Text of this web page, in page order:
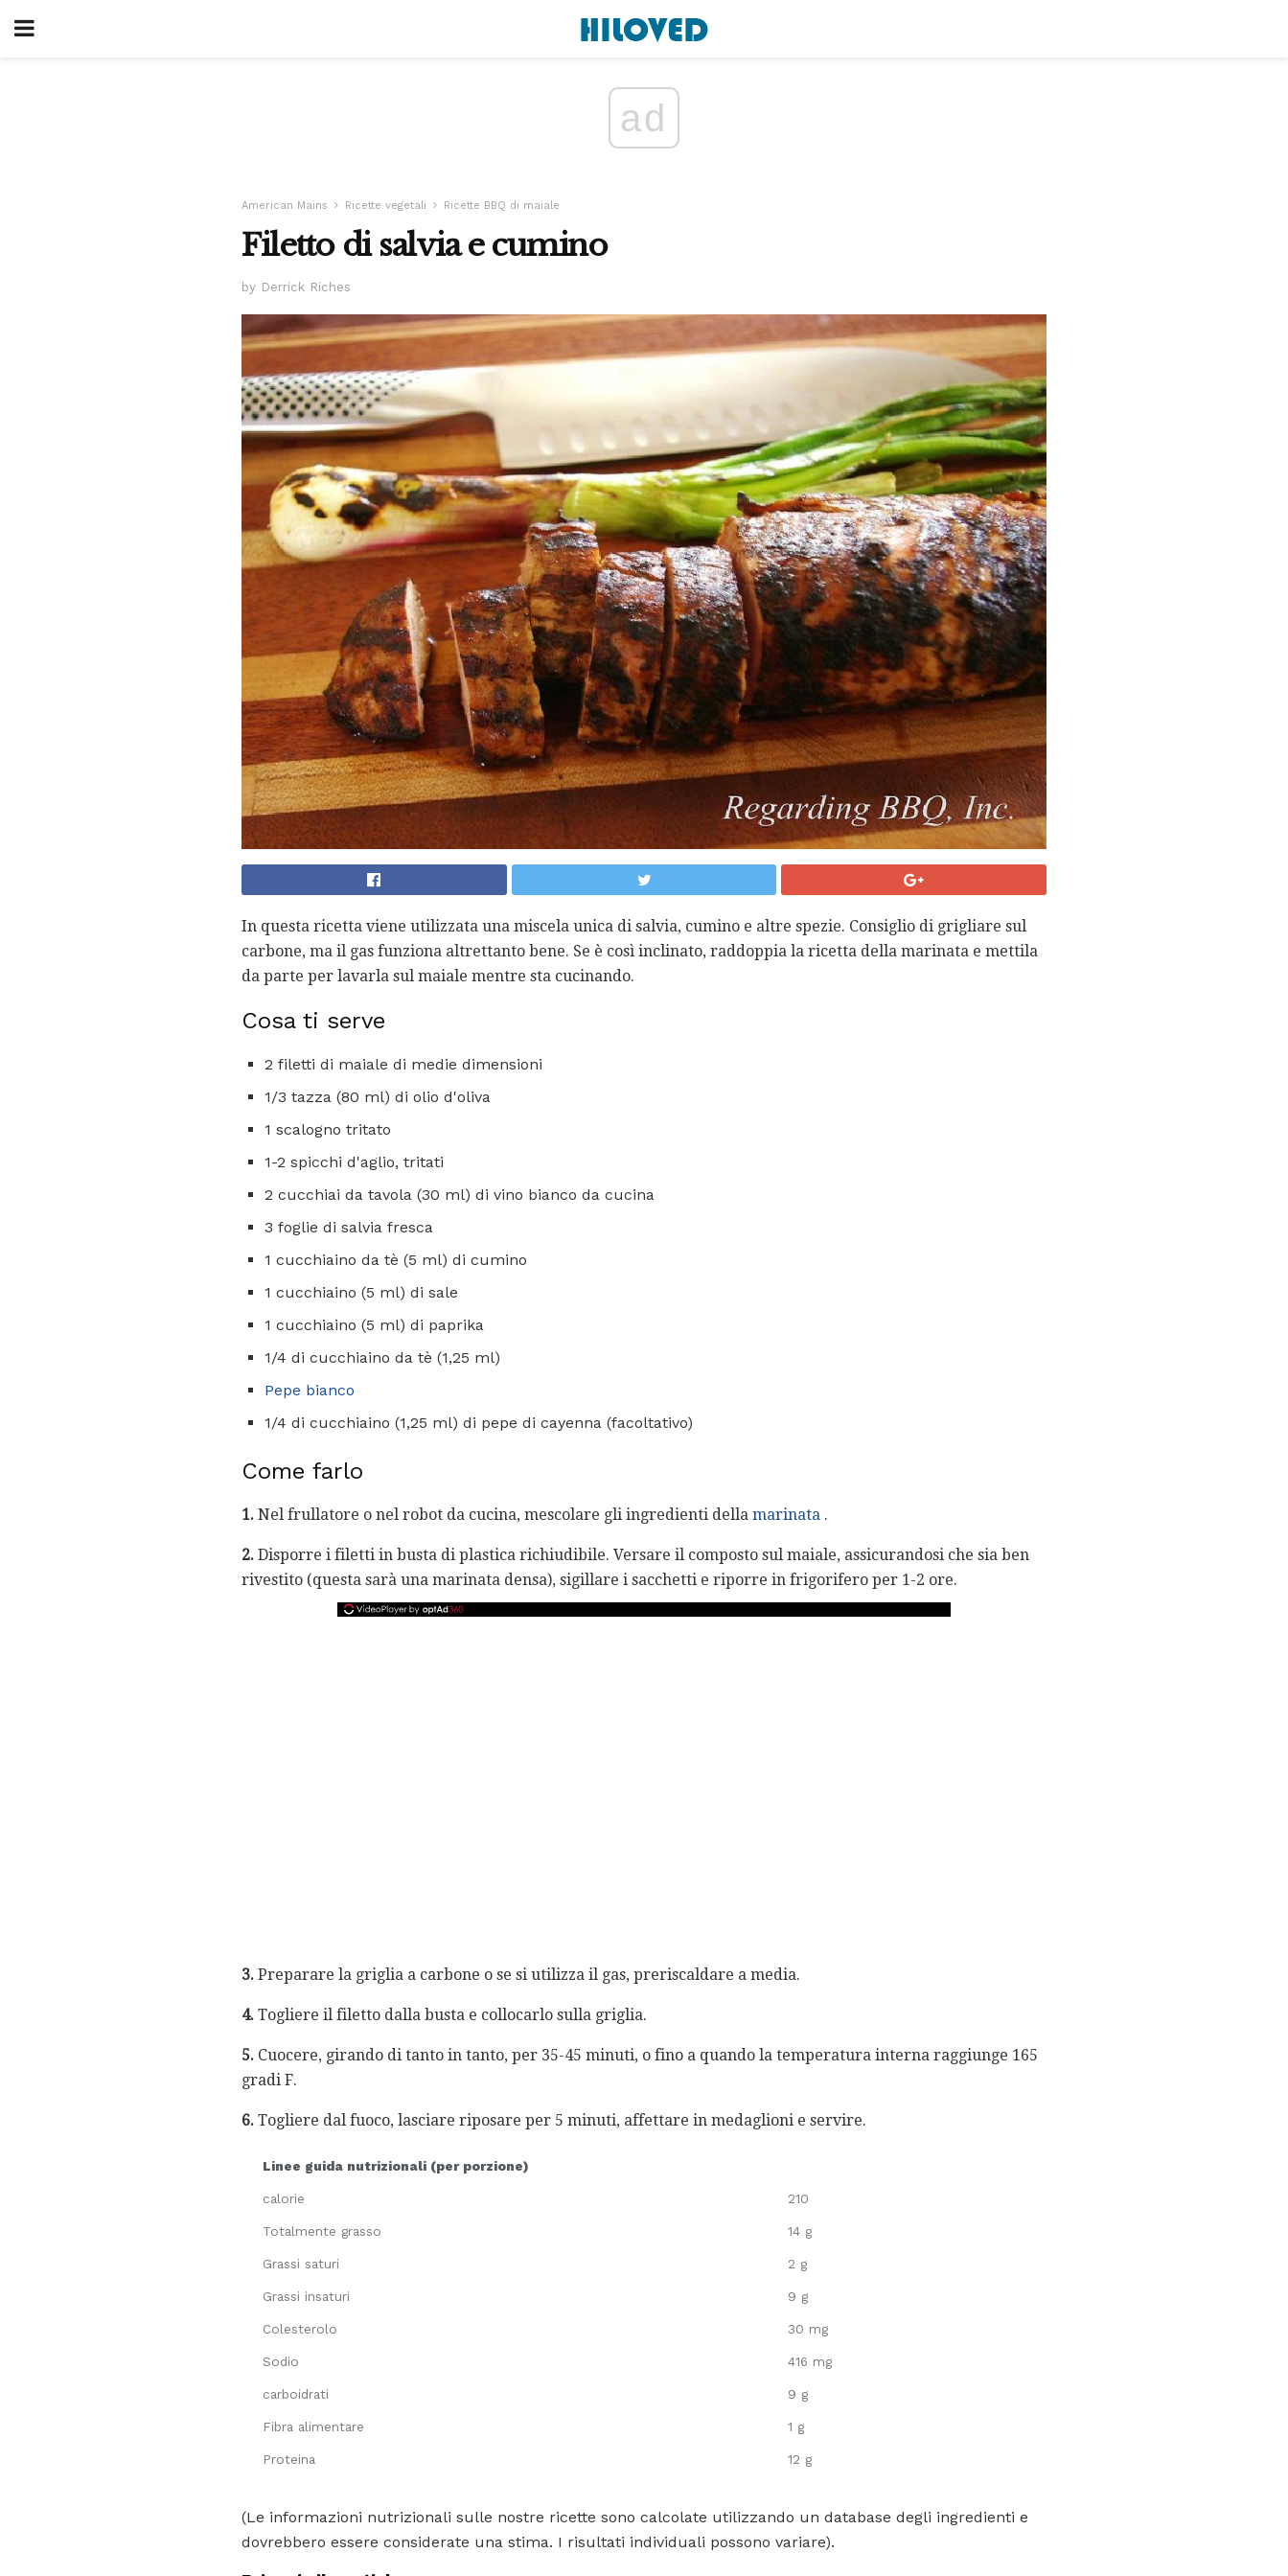
ad
American Mains Ricette vegetali Ricette BBQ di maiale
Filetto di salvia e cumino
by Derrick Riches
In questa ricetta viene utilizzata una miscela unica di salvia, cumino e altre spezie. Consiglio di grigliare sul
carbone, ma il gas funziona altrettanto bene. Se è così inclinato, raddoppia la ricetta della marinata e mettila
da parte per lavarla sul maiale mentre sta cucinando.
Cosa ti serve
2 filetti di maiale di medie dimensioni
1/3 tazza (80 ml) di olio d'oliva
1 scalogno tritato
1-2 spicchi d'aglio, tritati
2 cucchiai da tavola (30 ml) di vino bianco da cucina
3 foglie di salvia fresca
1 cucchiaino da tè (5 ml) di cumino
1 cucchiaino (5 ml) di sale
1 cucchiaino (5 ml) di paprika
1/4 di cucchiaino da tè (1,25 ml)
Pepe bianco
1/4 di cucchiaino (1,25 ml) di pepe di cayenna (facoltativo)
Come farlo
1. Nel frullatore o nel robot da cucina, mescolare gli ingredienti della marinata .
2. Disporre i filetti in busta di plastica richiudibile. Versare il composto sul maiale, assicurandosi che sia ben
rivestito (questa sarà una marinata densa), sigillare i sacchetti e riporre in frigorifero per 1-2 ore.
3. Preparare la griglia a carbone o se si utilizza il gas, preriscaldare a media.
4. Togliere il filetto dalla busta e collocarlo sulla griglia.
5. Cuocere, girando di tanto in tanto, per 35-45 minuti, o fino a quando la temperatura interna raggiunge 165
gradi F.
6. Togliere dal fuoco, lasciare riposare per 5 minuti, affettare in medaglioni e servire.
Linee guida nutrizionali (per porzione)
calorie 210
Totalmente grasso 14 g
Grassi saturi 2 g
Grassi insaturi 9 g
Colesterolo 30 mg
Sodio 416 mg
carboidrati 9 g
Fibra alimentare 1 g
Proteina 12 g
(Le informazioni nutrizionali sulle nostre ricette sono calcolate utilizzando un database degli ingredienti e
dovrebbero essere considerate una stima. I risultati individuali possono variare).